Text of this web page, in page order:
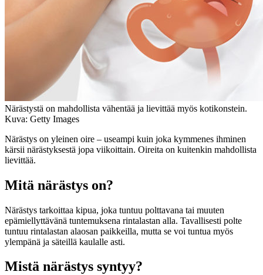
Närästystä on mahdollista vähentää ja lievittää myös kotikonstein.
Kuva: Getty Images
Närästys on yleinen oire – useampi kuin joka kymmenes ihminen
kärsii närästyksestä jopa viikoittain. Oireita on kuitenkin mahdollista
lievittää.
Mitä närästys on?
Närästys tarkoittaa kipua, joka tuntuu polttavana tai muuten
epämiellyttävänä tuntemuksena rintalastan alla. Tavallisesti polte
tuntuu rintalastan alaosan paikkeilla, mutta se voi tuntua myös
ylempänä ja säteillä kaulalle asti.
Mistä närästys syntyy?